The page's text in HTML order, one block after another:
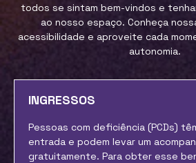
todos se sintam bem-vindos e
ao nosso espaço. Conheça
acessibilidade e aproveite cada
autonomia.
INGRESSOS
Pessoas com deficiência (PCDs)
entrada e podem levar um
gratuitamente. Para obter esse